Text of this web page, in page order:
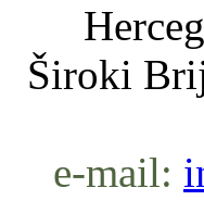
Široki
e-mail: